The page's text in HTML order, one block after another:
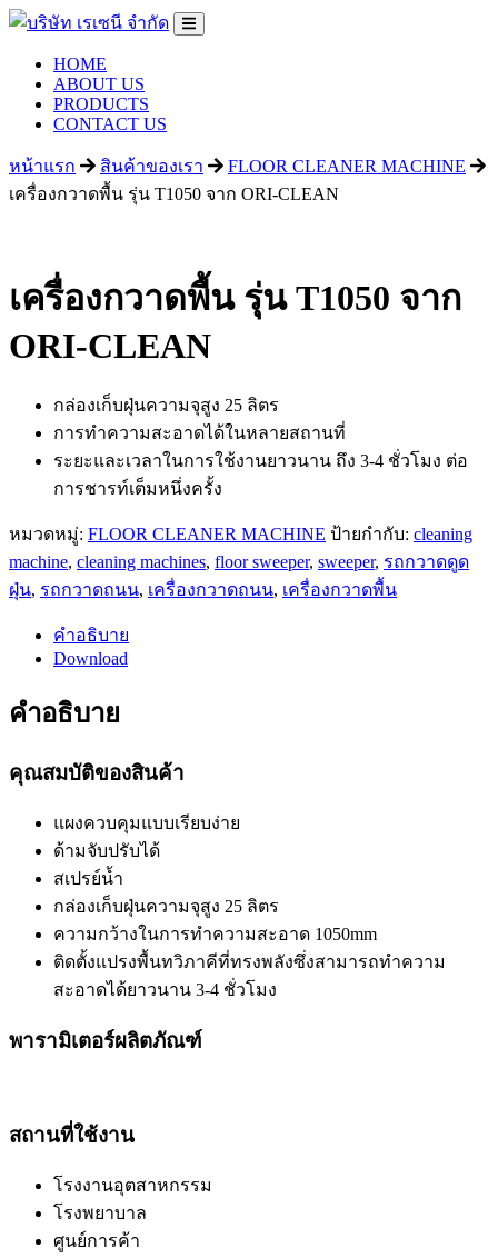
HOME
ABOUT US
PRODUCTS
CONTACT US
หน้าแรก สินค้าของเรา
FLOOR CLEANER MACHINE
เครื่องกวาดพื้น รุ่น T1050 จาก ORI-CLEAN
เครื่องกวาดพื้น รุ่น T1050 จาก
ORI-CLEAN
กล่องเก็บฝุ่นความจุสูง 25 ลิตร
การทำความสะอาดได้ในหลายสถานที่
ระยะและเวลาในการใช้งานยาวนาน ถึง 3-4 ชั่วโมง ต่อ
การชารท์เต็มหนึ่งครั้ง
หมวดหมู่: FLOOR CLEANER MACHINE ป้ายกำกับ: cleaning
machine, cleaning machines, floor sweeper, sweeper, รถกวาดดูด
ฝุ่น, รถกวาดถนน, เครื่องกวาดถนน, เครื่องกวาดพื้น
คำอธิบาย
Download
คำอธิบาย
คุณสมบัติของสินค้า
แผงควบคุมแบบเรียบง่าย
ด้ามจับปรับได้
สเปรย์น้ำ
กล่องเก็บฝุ่นความจุสูง 25 ลิตร
ความกว้างในการทำความสะอาด 1050mm
ติดตั้งแปรงพื้นทวิภาคีที่ทรงพลังซึ่งสามารถทําความ
สะอาดได้ยาวนาน 3-4 ชั่วโมง
พารามิเตอร์ผลิตภัณฑ์
สถานที่ใช้งาน
โรงงานอุตสาหกรรม
โรงพยาบาล
ศูนย์การค้า